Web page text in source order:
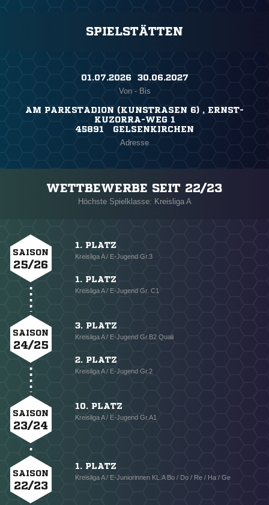
SPIELSTÄTTEN
01.07.2026 ​ 30.06.2027
Von - Bis
AM PARKSTADION (KUNSTRASEN 6) , ERNST-
KUZORRA-WEG 1
45891 GELSENKIRCHEN
Adresse
WETTBEWERBE SEIT 22/23
Höchste Spielklasse: Kreisliga A
SAISON
25/26
1. PLATZ
Kreisliga A / E-Jugend Gr.3
1. PLATZ
Kreisliga A / E-Jugend Gr. C1
SAISON
24/25
3. PLATZ
Kreisliga A / E-Jugend Gr.B2 Quali
2. PLATZ
Kreisliga A / E-Jugend Gr.2
SAISON
23/24
10. PLATZ
Kreisliga A / E-Jugend Gr.A1
SAISON
22/23
1. PLATZ
Kreisliga A / E-Juniorinnen KL.A Bo / Do / Re / Ha / Ge